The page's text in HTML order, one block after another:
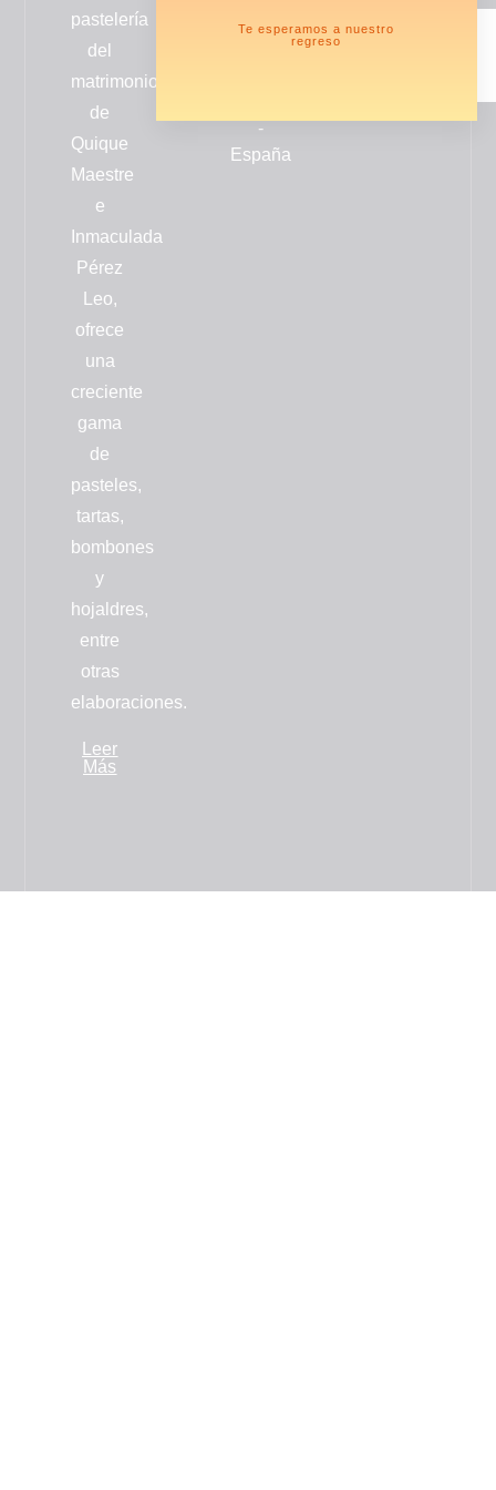
pastelería
del
matrimonio
de
Quique
Maestre
e
Inmaculada
Pérez
Leo,
ofrece
una
creciente
gama
de
pasteles,
tartas,
bombones
y
hojaldres,
entre
otras
elaboraciones.
Leer
Más
Azorín
-
España
Te esperamos a nuestro
regreso